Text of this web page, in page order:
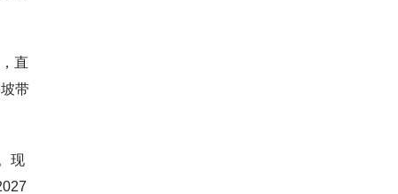
直
带
现